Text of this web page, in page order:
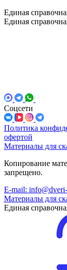
Единая
Единая
Соцсети
Политика
офертой
Материалы для
Копирование
запрещено.
E-mail:
Материалы для
Единая